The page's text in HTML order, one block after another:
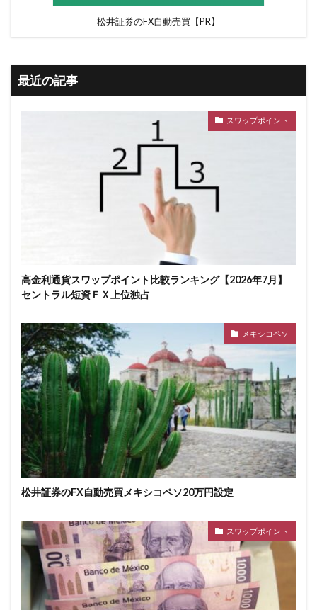
松井証券のFX自動売買【PR】
最近の記事
スワップポイント
高金利通貨スワップポイント比較ランキング【2026年7月】
セントラル短資ＦＸ上位独占
メキシコペソ
松井証券のFX自動売買メキシコペソ20万円設定
スワップポイント